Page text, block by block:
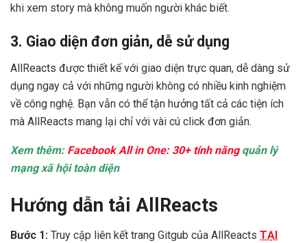
khi xem story mà không muốn người khác biết.
3. Giao diện đơn giản, dễ sử dụng
AllReacts được thiết kế với giao diện trực quan, dễ dàng sử
dụng ngay cả với những người không có nhiều kinh nghiệm
về công nghệ. Bạn vẫn có thể tận hưởng tất cả các tiện ích
mà AllReacts mang lại chỉ với vài cú click đơn giản.
Xem thêm: Facebook All in One: 30+ tính năngquản lý
mạng xã hội toàn diện
Hướng dẫn tải AllReacts
Bước 1: Truy cập liên kết trang Gitgub của AllReacts TẠI